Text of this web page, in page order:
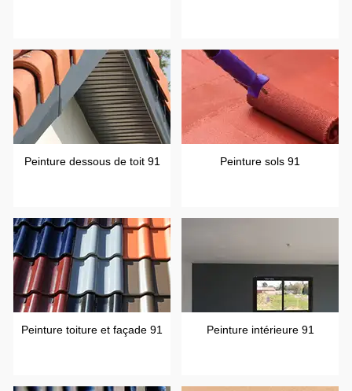
Peinture dessous de toit 91 Peinture sols 91
Peinture toiture et façade 91 Peinture intérieure 91